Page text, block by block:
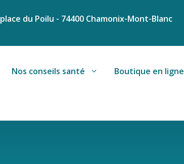
du Poilu - 74400 Chamonix-Mont-Blanc
Nos conseils santé Boutique en ligne